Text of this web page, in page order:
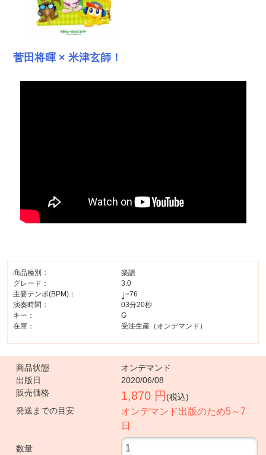
菅田将暉 × 米津玄師！
商品種別：
楽譜
グレード：
3.0
主要テンポ(BPM)：
=76
演奏時間：
03分20秒
キー：
G
在庫：
受注生産（オンデマンド）
商品状態
オンデマンド
出版日
2020/06/08
販売価格
1,870 円 (税込)
発送までの目安
オンデマンド出版のため5～7
日
数量